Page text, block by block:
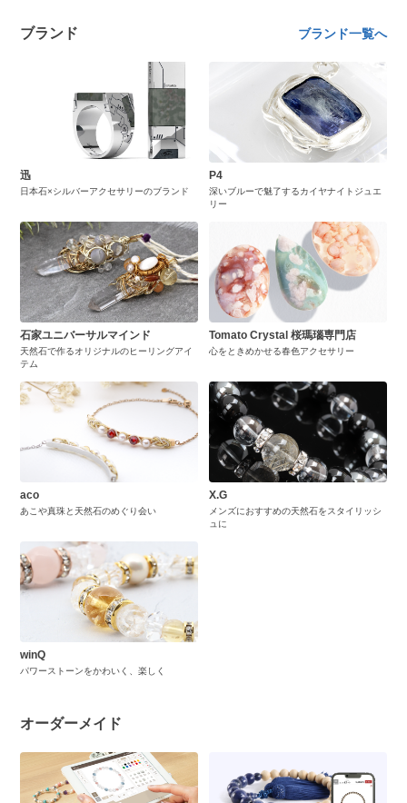
ブランド ブランド一覧へ
迅
日本石×シルバーアクセサリーのブランド
P4
深いブルーで魅了するカイヤナイトジュエ
リー
石家ユニバーサルマインド
天然石で作るオリジナルのヒーリングアイ
テム
Tomato Crystal 桜瑪瑙専門店
心をときめかせる春色アクセサリー
aco
あこや真珠と天然石のめぐり会い
X.G
メンズにおすすめの天然石をスタイリッシ
ュに
winQ
パワーストーンをかわいく、楽しく
オーダーメイド